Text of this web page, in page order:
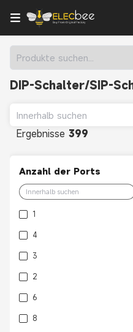
DIP-Schalter/SIP-
Ergebnisse 399
Anzahl der Ports
1
4
3
2
6
8